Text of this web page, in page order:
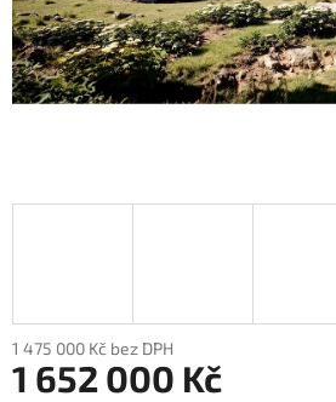
1 652 000 Kč
1 475 000 Kč bez DPH